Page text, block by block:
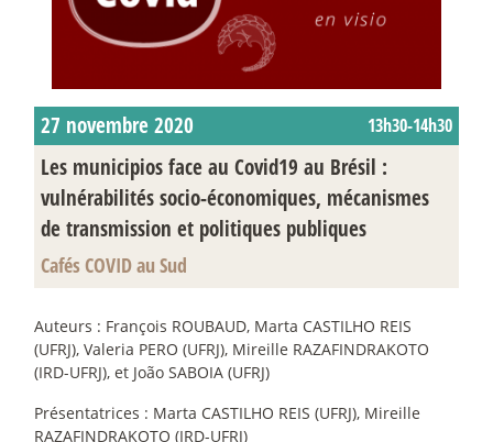
27 novembre 2020 13h30-14h30
Les municipios face au Covid19 au Brésil :
vulnérabilités socio-économiques, mécanismes
de transmission et politiques publiques
Cafés COVID au Sud
Auteurs : François ROUBAUD, Marta CASTILHO REIS
(UFRJ), Valeria PERO (UFRJ), Mireille RAZAFINDRAKOTO
(IRD-UFRJ), et João SABOIA (UFRJ)
Présentatrices : Marta CASTILHO REIS (UFRJ), Mireille
RAZAFINDRAKOTO (IRD-UFRJ)